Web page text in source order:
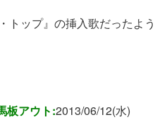
トップ』の挿入歌だったよう
板アウト:2013/06/12(水)